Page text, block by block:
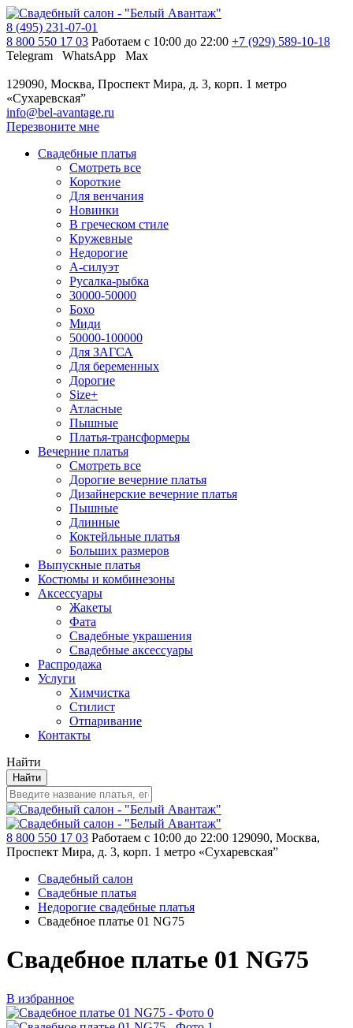
8 (495) 231-07-01
8 800 550 17 03 Работаем с 10:00 до 22:00 +7 (929) 589-10-18
Telegram
WhatsApp Max
129090, Москва, Проспект Мира, д. 3, корп. 1 метро
«Сухаревская”
info@bel-avantage.ru
Перезвоните мне
Свадебные платья
Смотреть все
Короткие
Для венчания
Новинки
В греческом стиле
Кружевные
Недорогие
А-силуэт
Русалка-рыбка
30000-50000
Бохо
Миди
50000-100000
Для ЗАГСА
Для беременных
Дорогие
Size+
Атласные
Пышные
Платья-трансформеры
Вечерние платья
Смотреть все
Дорогие вечерние платья
Дизайнерские вечерние платья
Пышные
Длинные
Коктейльные платья
Больших размеров
Выпускные платья
Костюмы и комбинезоны
Аксессуары
Жакеты
Фата
Свадебные украшения
Свадебные аксессуары
Распродажа
Услуги
Химчистка
Стилист
Отпаривание
Контакты
Найти
Найти
8 800 550 17 03 Работаем с 10:00 до 22:00 129090, Москва,
Проспект Мира, д. 3, корп. 1 метро «Сухаревская”
Свадебный салон
Свадебные платья
Недорогие свадебные платья
Свадебное платье 01 NG75
Свадебное платье 01 NG75
В избранное